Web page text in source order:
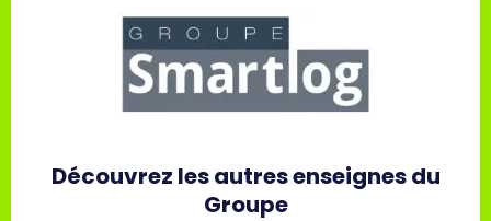
Découvrez les autres enseignes du
Groupe